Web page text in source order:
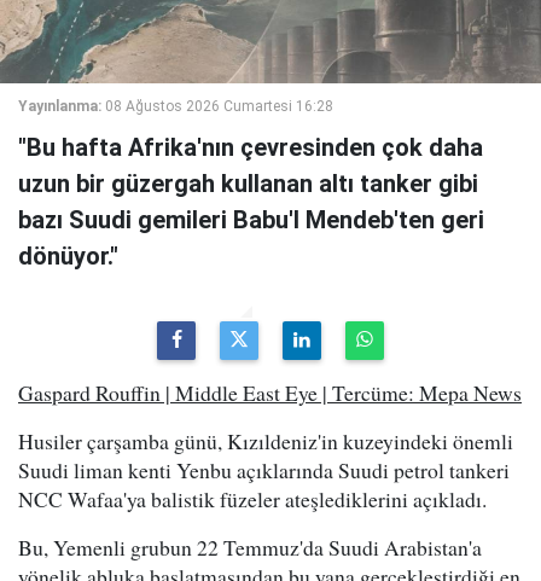
Yayınlanma: 08 Ağustos 2026 Cumartesi 16:28
"Bu hafta Afrika'nın çevresinden çok daha
uzun bir güzergah kullanan altı tanker gibi
bazı Suudi gemileri Babu'l Mendeb'ten geri
dönüyor."
Gaspard Rouffin | Middle East Eye | Tercüme: Mepa News
Husiler çarşamba günü, Kızıldeniz'in kuzeyindeki önemli
Suudi liman kenti Yenbu açıklarında Suudi petrol tankeri
NCC Wafaa'ya balistik füzeler ateşlediklerini açıkladı.
Bu, Yemenli grubun 22 Temmuz'da Suudi Arabistan'a